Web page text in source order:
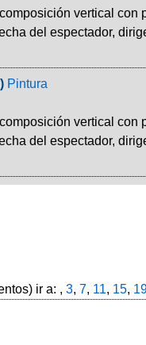
vertical con
del espectador,
Pintura
vertical con
del espectador,
ir a: , 3, 7, 11, 15,